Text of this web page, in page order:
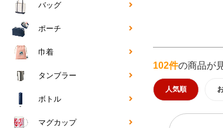
102件の商品が
人気順
バッグ
ポーチ
巾着
タンブラー
ボトル
マグカップ